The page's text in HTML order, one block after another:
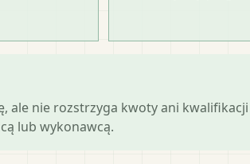
ale nie rozstrzyga kwoty ani
lub wykonawcą.